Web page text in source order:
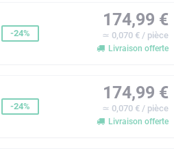
-24%
174,99 €
≃ 0,070 € / pièce
Livraison offerte
-24%
174,99 €
≃ 0,070 € / pièce
Livraison offerte